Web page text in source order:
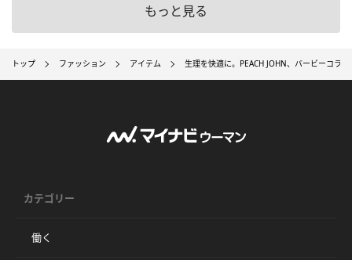
もっと見る
トップ ファッション アイテム 生理を快適に。PEACH JOHN、バービーコラ
カテゴリー
働く